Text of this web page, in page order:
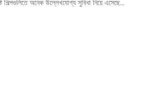
শিল্পগুলিতে অনেক উল্লেখযোগ্য সুবিধা নিয়ে এসেছে...